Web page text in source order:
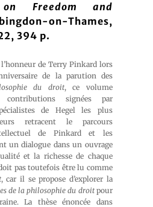
on Freedom and
on-Thames,
394 p.
de Terry Pinkard lors
de la parution des
du droit, ce volume
contributions signées par
de Hegel les plus
retracent le parcours
de Pinkard et les
un dialogue dans un ouvrage
et la richesse de chaque
pas toutefois être lu comme
, car il se propose d’explorer la
de la philosophie du droitpour
La thèse énoncée dans